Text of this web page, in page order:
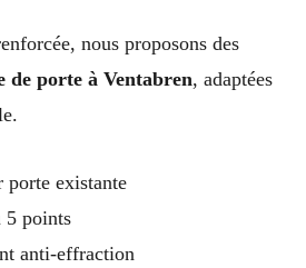
nous proposons des
de porte à Ventabren, adaptées
porte existante
5 points
anti-effraction